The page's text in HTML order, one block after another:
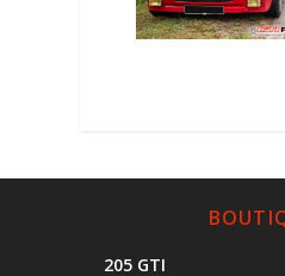
205 GTI